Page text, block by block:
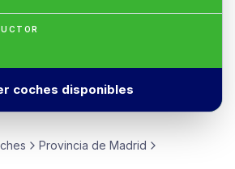
coches disponibles
Provincia de Madrid